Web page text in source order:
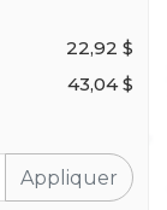
22,92 $
43,04 $
Appliquer